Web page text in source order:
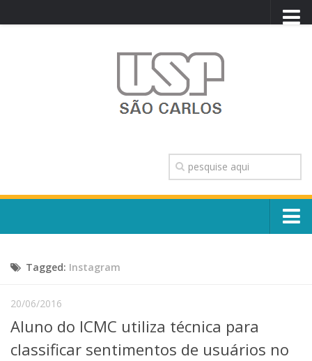
TRANSPARÊNCIA
OUVIDORIA
CONTATO
Escola, Institutos e Órgãos
Núcleos e Comissões
Telefones e Mapas
Pessoas
Tagged: Instagram
20/06/2016
Aluno do ICMC utiliza técnica para
classificar sentimentos de usuários no